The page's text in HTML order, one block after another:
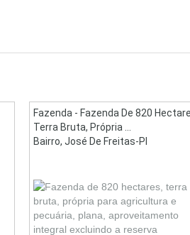
Fazenda - Fazenda De 820
Terra Bruta, Própria ...
Bairro, José De Freitas-PI